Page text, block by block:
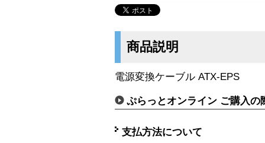
商品説明
電源変換ケーブル ATX-EPS
ぷらっとオンライン ご購入の
支払方法について